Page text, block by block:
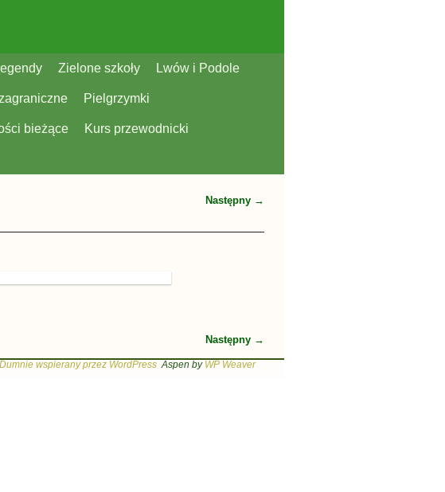
Zielone szkoły Lwów i Podole
Pielgrzymki
bieżące Kurs przewodnicki
Następny →
Następny →
Dumnie wspierany przez WordPress Aspen by WP Weaver